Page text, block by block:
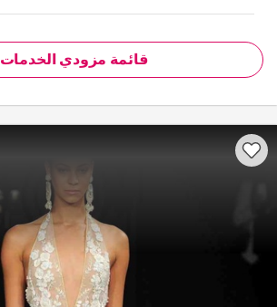
قائمة مزودي الخدمات